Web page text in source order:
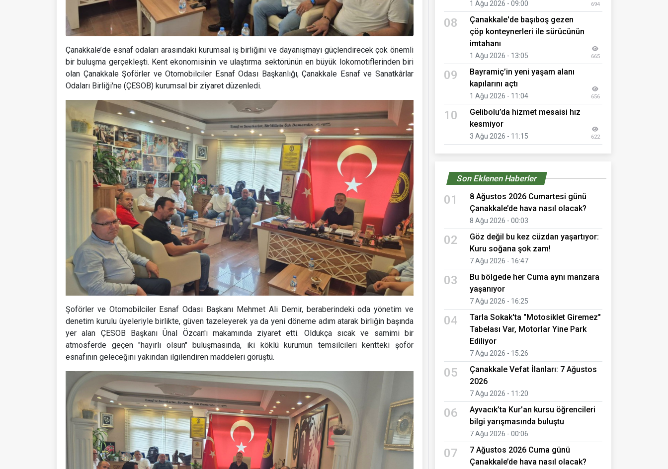
Çanakkale’de esnaf odaları arasındaki kurumsal iş birliğini ve dayanışmayı güçlendirecek çok önemli
bir buluşma gerçekleşti. Kent ekonomisinin ve ulaştırma sektörünün en büyük lokomotiflerinden biri
olan Çanakkale Şoförler ve Otomobilciler Esnaf Odası Başkanlığı, Çanakkale Esnaf ve Sanatkârlar
Odaları Birliği'ne (ÇESOB) kurumsal bir ziyaret düzenledi.
Şoförler ve Otomobilciler Esnaf Odası Başkanı Mehmet Ali Demir, beraberindeki oda yönetim ve
denetim kurulu üyeleriyle birlikte, güven tazeleyerek ya da yeni döneme adım atarak birliğin başında
yer alan ÇESOB Başkanı Ünal Özcan'ı makamında ziyaret etti. Oldukça sıcak ve samimi bir
atmosferde geçen "hayırlı olsun" buluşmasında, iki köklü kurumun temsilcileri kentteki şoför
esnafının geleceğini yakından ilgilendiren maddeleri görüştü.
1 Ağu 2026 - 09:00 694
08
Çanakkale'de başıboş gezen
çöp konteynerleri ile sürücünün
imtahanı
1 Ağu 2026 - 13:05 665
09
Bayramiç’in yeni yaşam alanı
kapılarını açtı
1 Ağu 2026 - 11:04 656
10
Gelibolu’da hizmet mesaisi hız
kesmiyor
3 Ağu 2026 - 11:15 622
Son Eklenen Haberler
01
8 Ağustos 2026 Cumartesi günü
Çanakkale’de hava nasıl olacak?
8 Ağu 2026 - 00:03
02
Göz değil bu kez cüzdan yaşartıyor:
Kuru soğana şok zam!
7 Ağu 2026 - 16:47
03
Bu bölgede her Cuma aynı manzara
yaşanıyor
7 Ağu 2026 - 16:25
04
Tarla Sokak'ta "Motosiklet Giremez"
Tabelası Var, Motorlar Yine Park
Ediliyor
7 Ağu 2026 - 15:26
05
Çanakkale Vefat İlanları: 7 Ağustos
2026
7 Ağu 2026 - 11:20
06
Ayvacık’ta Kur’an kursu öğrencileri
bilgi yarışmasında buluştu
7 Ağu 2026 - 00:06
07
7 Ağustos 2026 Cuma günü
Çanakkale’de hava nasıl olacak?